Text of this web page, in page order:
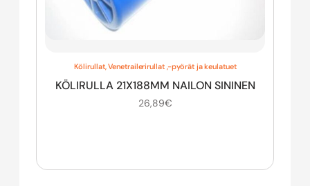
Kölirullat,Venetrailerirullat ,-pyörät ja keulatuet
KÖLIRULLA 21X188MM NAILON SININEN
26,89€